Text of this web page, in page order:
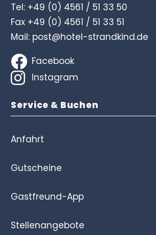
Tel: +49 (0) 4561 / 51 33 50
Fax +49 (0) 4561 / 51 33 51
Mail: post@hotel-strandkind.de
Facebook
Instagram
Service & Buchen
Anfahrt
Gutscheine
Gastfreund-App
Stellenangebote